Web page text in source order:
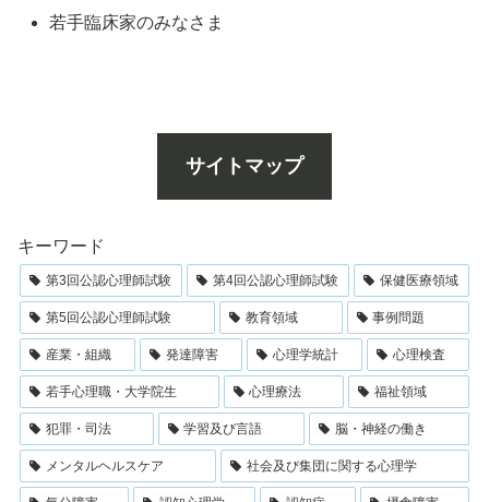
若手臨床家のみなさま
サイトマップ
キーワード
第3回公認心理師試験 第4回公認心理師試験 保健医療領域
第5回公認心理師試験 教育領域 事例問題
産業・組織 発達障害 心理学統計 心理検査
若手心理職・大学院生 心理療法 福祉領域
犯罪・司法 学習及び言語 脳・神経の働き
メンタルヘルスケア 社会及び集団に関する心理学